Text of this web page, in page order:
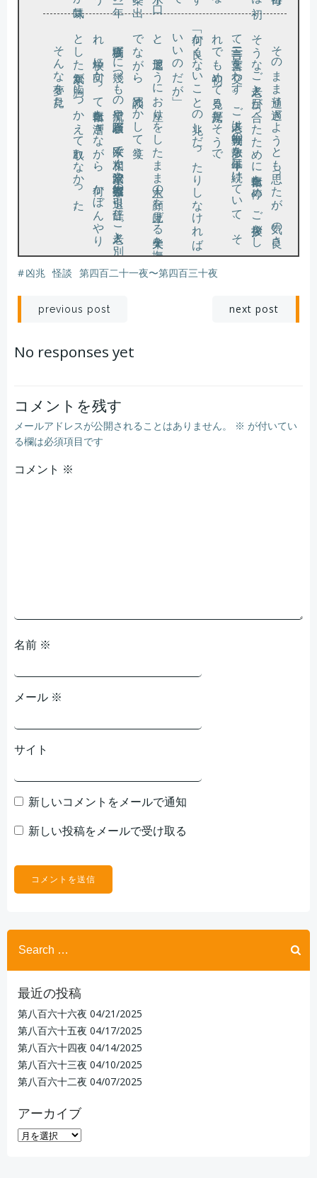
そ
の
ま
ま通
り過
ぎ
よ
う
と
も思
っ
た
が
、気
の良
さ
そう
な
ご老人
と目
が合
っ
た
た
め
に自転車
を停
め
、
ご挨拶
を
し
て二言三言、言葉
を交
わ
す
。
ご老人
は毎朝犬
の散歩
を三十年
は続
け
て
い
て
、
そ
れで
も初
め
て見
る光景
だ
そ
う
で
、
「何か良
く
な
い
こ
と
の兆
し
だ
っ
た
り
し
な
け
れ
ば
い
い
の
だ
が」
と
、退屈
そ
う
に
お座
り
を
し
た
ま
ま主人
の顔
を見上
げ
る柴犬
を撫
で
な
が
ら
、冗談
め
か
し
て笑
う
。
疫病騒ぎ
に幾
つ
も
の流星
や隕石騒
ぎ
、欧米
で相次
ぐ政治家
や宗教指導者
の引退
、辞任
。
ご老人
と別
れ、学校
に向
か
っ
て自転車
を漕
ぎ
な
が
ら
、何
か
ぼ
ん
や
り
とし
た寒気
が胸
に
つ
か
え
て取
れ
な
か
っ
た
。
そんな夢を見た。
#凶兆 怪談 第四百二十一夜〜第四百三十夜
投
稿
ビ
ゲ
ー
previous post
ビ
next post
No responses yet
コメントを残す
メールアドレスが公開されることはありません。 ※ が付いてい
る欄は必須項目です
コメント ※
名前 ※
メール ※
サイト
新しいコメントをメールで通知
新しい投稿をメールで受け取る
Search
for:
最近の投稿
第八百六十六夜 04/21/2025
第八百六十五夜 04/17/2025
第八百六十四夜 04/14/2025
第八百六十三夜 04/10/2025
第八百六十二夜 04/07/2025
アーカイブ
ア